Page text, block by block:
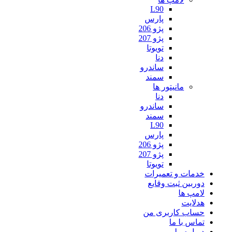
L90
پارس
پژو 206
پژو 207
تویوتا
دنا
ساندرو
سمند
مانیتور ها
دنا
ساندرو
سمند
L90
پارس
پژو 206
پژو 207
تویوتا
خدمات و تعمیرات
دوربین ثبت وقایع
لامپ ها
هدلایت
حساب کاربری من
تماس با ما